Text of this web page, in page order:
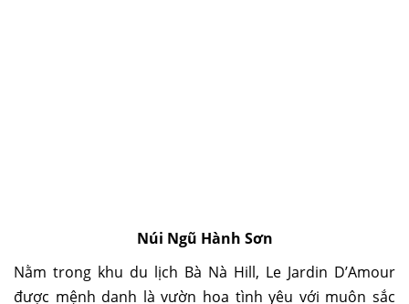
Núi Ngũ Hành Sơn
Nằm trong khu du lịch Bà Nà Hill, Le Jardin D’Amour
được mệnh danh là vườn hoa tình yêu với muôn sắc